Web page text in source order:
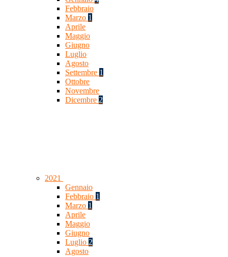
Febbraio
Marzo 1
Aprile
Maggio
Giugno
Luglio
Agosto
Settembre 1
Ottobre
Novembre
Dicembre 2
2021
Gennaio
Febbraio 1
Marzo 1
Aprile
Maggio
Giugno
Luglio 2
Agosto